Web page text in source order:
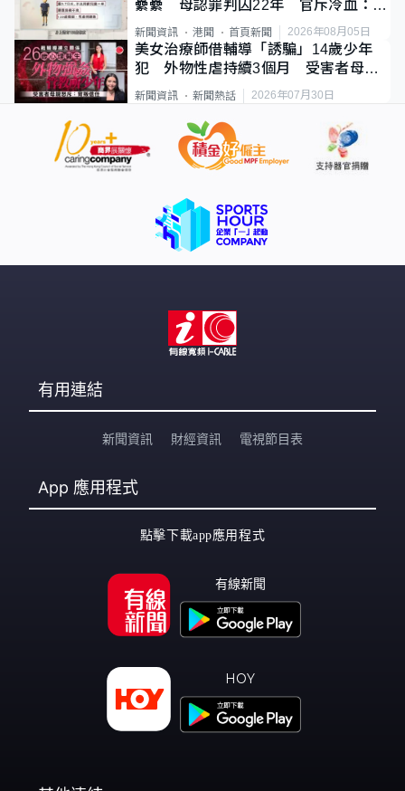
纍纍 母認罪判囚22年 官斥冷血：同
類案最惡劣
新聞資訊 港聞 首頁新聞 2026年08月05日
美女治療師借輔導「誘騙」14歲少年
犯 外物性虐持續3個月 受害者母：
要保護其他人
新聞資訊 新聞熱話 2026年07月30日
有用連結
新聞資訊 財經資訊 電視節目表
App 應用程式
點擊下載app應用程式
有線新聞
HOY